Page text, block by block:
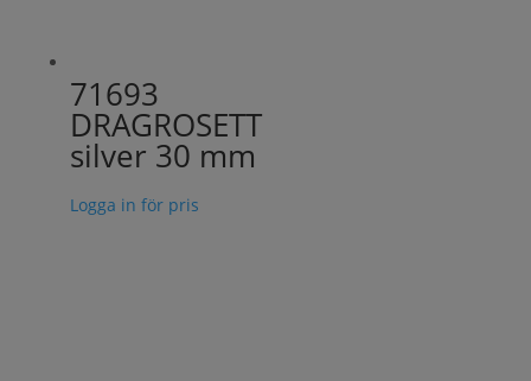
71693
DRAGROSETT
silver 30 mm
Logga in för pris